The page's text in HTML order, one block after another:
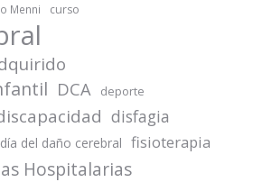
Menni curso
DCA deporte
disfagia
día del daño cerebral fisioterapia
Hospitalarias